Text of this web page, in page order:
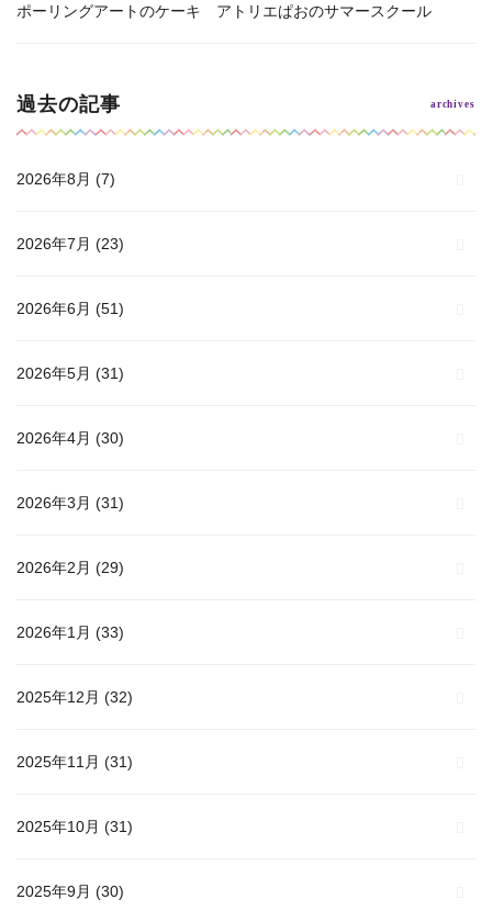
ポーリングアートのケーキ アトリエぱおのサマースクール
過去の記事
2026年8月 (7)
2026年7月 (23)
2026年6月 (51)
2026年5月 (31)
2026年4月 (30)
2026年3月 (31)
2026年2月 (29)
2026年1月 (33)
2025年12月 (32)
2025年11月 (31)
2025年10月 (31)
2025年9月 (30)